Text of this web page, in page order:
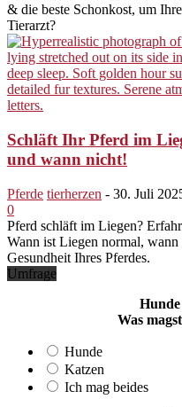
& die beste Schonkost, um
Tierarzt?
Schläft Ihr Pferd im
und wann nicht!
Pferde tierherzen - 30. Juli
0
Pferd schläft im Liegen?
Wann ist Liegen normal,
Gesundheit Ihres Pferdes.
Umfrage
Was
Hunde
Katzen
Ich mag beides